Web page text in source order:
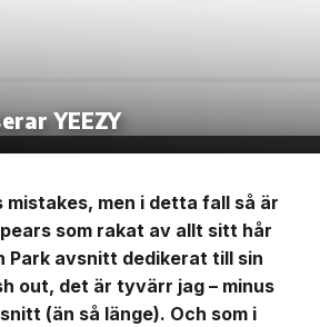
YEEZY
mistakes, men i detta fall så är
som rakat av allt sitt hår
avsnitt dedikerat till sin
out, det är tyvärr jag – minus
(än så länge). Och som i